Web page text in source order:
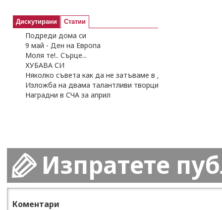
Дискутирани Статии
Подреди дома си
9 май - Ден на Европа
Моля те!.. Сърце...
ХУБАВА СИ
Няколко съвета как да не затъваме в дългове
Изложба на двама талантливи творци
Наградни в СЧА за април
Изпратете
Коментари